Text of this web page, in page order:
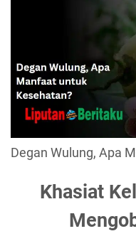
Degan Wulung, Apa
Khasiat